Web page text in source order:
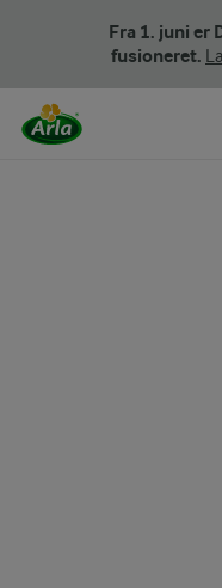
Fra 1. juni er
fusioneret.